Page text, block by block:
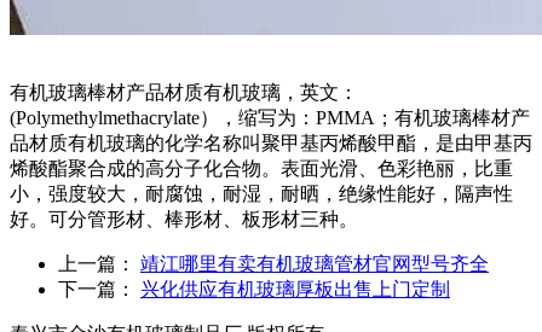
有机玻璃棒材产品材质有机玻璃，英文：
(Polymethylmethacrylate），缩写为：PMMA；有机玻璃棒材产
品材质有机玻璃的化学名称叫聚甲基丙烯酸甲酯，是由甲基丙
烯酸酯聚合成的高分子化合物。表面光滑、色彩艳丽，比重
小，强度较大，耐腐蚀，耐湿，耐晒，绝缘性能好，隔声性
好。可分管形材、棒形材、板形材三种。
上一篇：
靖江哪里有卖有机玻璃管材官网型号齐全
下一篇：
兴化供应有机玻璃厚板出售上门定制